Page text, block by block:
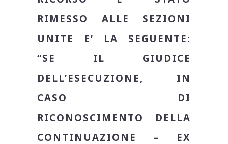
RIMESSO ALLE SEZIONI
UNITE E’ LA SEGUENTE:
“SE IL GIUDICE
DELL’ESECUZIONE, IN
CASO DI
RICONOSCIMENTO DELLA
CONTINUAZIONE – EX